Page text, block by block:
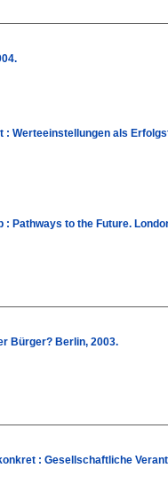
Werteeinstellungen als
Pathways to the Future.
Bürger? Berlin, 2003.
: Gesellschaftliche